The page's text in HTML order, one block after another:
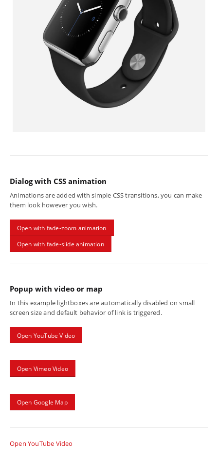
Dialog with CSS animation
Animations are added with simple CSS transitions, you can make
them look however you wish.
Open with fade-zoom animation
Open with fade-slide animation
Popup with video or map
In this example lightboxes are automatically disabled on small
screen size and default behavior of link is triggered.
Open YouTube Video
Open Vimeo Video
Open Google Map
Open YouTube Video